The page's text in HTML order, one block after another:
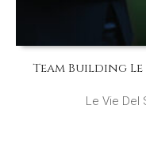
Team Building
Le Vie Del